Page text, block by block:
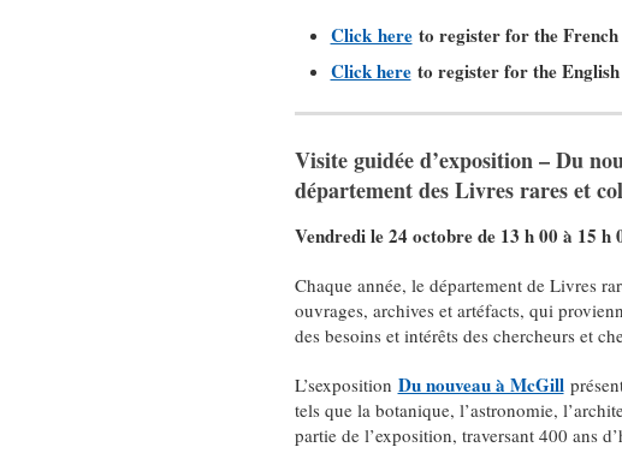
Click hereto register for the French
Click hereto register for the
Visite guidée d’exposition – Du
département des Livres rares et
Vendredi le 24 octobre de 13 h 00 à 15 h
Chaque année, le département de Livres
ouvrages, archives et artéfacts, qui
des besoins et intérêts des chercheurs et
L’sexposition Du nouveau à McGill
tels que la botanique, l’astronomie,
partie de l’exposition, traversant 400 ans